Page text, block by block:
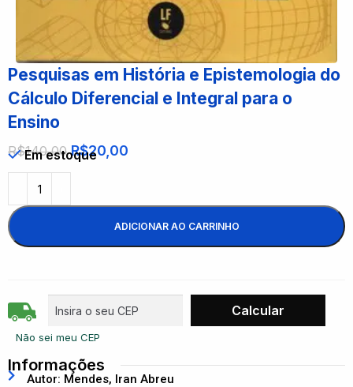
Pesquisas em História e Epistemologia do
Cálculo Diferencial e Integral para o
Ensino
R$140,00 R$20,00
Em estoque
ADICIONAR AO CARRINHO
Não sei meu CEP
Informações
Autor: Mendes, Iran Abreu